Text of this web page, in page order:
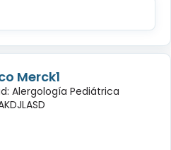
Merck1
Alergología Pediátrica